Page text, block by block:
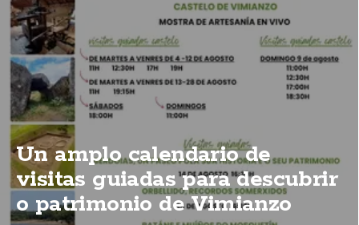
Un amplo calendario de
visitas guiadas para descubrir
o patrimonio de Vimianzo